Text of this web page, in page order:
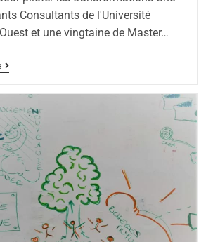
Consultants de l'Université
et une vingtaine de Master…